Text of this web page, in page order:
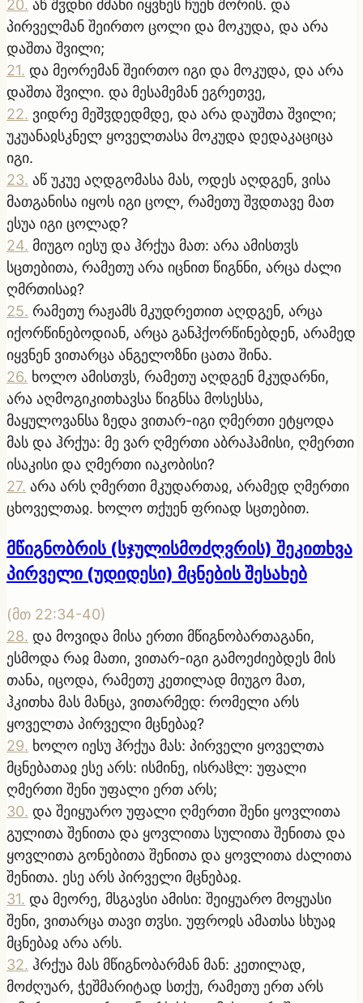
20. აწ შჳდნი ძმანი იყვნეს ჩუენ შორის. და
პირველმან შეირთო ცოლი და მოკუდა, და არა
დაშთა შვილი;
21. და მეორემან შეირთო იგი და მოკუდა, და არა
დაშთა შვილი. და მესამემან ეგრეთვე,
22. ვიდრე მეშჳდედმდე, და არა დაუშთა შვილი;
უკუანაჲსკნელ ყოველთასა მოკუდა დედაკაციცა
იგი.
23. აწ უკუე აღდგომასა მას, ოდეს აღდგენ, ვისა
მათგანისა იყოს იგი ცოლ, რამეთუ შჳდთავე მათ
ესუა იგი ცოლად?
24. მიუგო იესუ და ჰრქუა მათ: არა ამისთჳს
სცთებითა, რამეთუ არა იცნით წიგნნი, არცა ძალი
ღმრთისაჲ?
25. რამეთუ რაჟამს მკუდრეთით აღდგენ, არცა
იქორწინებოდიან, არცა განჰქორწინებდენ, არამედ
იყვნენ ვითარცა ანგელოზნი ცათა შინა.
26. ხოლო ამისთჳს, რამეთუ აღდგენ მკუდარნი,
არა აღმოგიკითხავსა წიგნსა მოსესსა,
მაყულოვანსა ზედა ვითარ-იგი ღმერთი ეტყოდა
მას და ჰრქუა: მე ვარ ღმერთი აბრაჰამისი, ღმერთი
ისაკისი და ღმერთი იაკობისი?
27. არა არს ღმერთი მკუდართაჲ, არამედ ღმერთი
ცხოველთაჲ. ხოლო თქუენ ფრიად სცთებით.
მწიგნობრის (სჯულისმოძღვრის) შეკითხვა
პირველი (უდიდესი) მცნების შესახებ
(მთ 22:34-40)
28. და მოვიდა მისა ერთი მწიგნობართაგანი,
ესმოდა რაჲ მათი, ვითარ-იგი გამოეძიებდეს მის
თანა, იცოდა, რამეთუ კეთილად მიუგო მათ,
ჰკითხა მას მანცა, ვითარმედ: რომელი არს
ყოველთა პირველი მცნებაჲ?
29. ხოლო იესუ ჰრქუა მას: პირველი ყოველთა
მცნებათაჲ ესე არს: ისმინე, ისრაჱლ: უფალი
ღმერთი შენი უფალი ერთ არს;
30. და შეიყუარო უფალი ღმერთი შენი ყოვლითა
გულითა შენითა და ყოვლითა სულითა შენითა და
ყოვლითა გონებითა შენითა და ყოვლითა ძალითა
შენითა. ესე არს პირველი მცნებაჲ.
31. და მეორე, მსგავსი ამისი: შეიყუარო მოყუასი
შენი, ვითარცა თავი თჳსი. უფროჲს ამათსა სხუაჲ
მცნებაჲ არა არს.
32. ჰრქუა მას მწიგნობარმან მან: კეთილად,
მოძღუარ, ჭეშმარიტად სთქუ, რამეთუ ერთ არს